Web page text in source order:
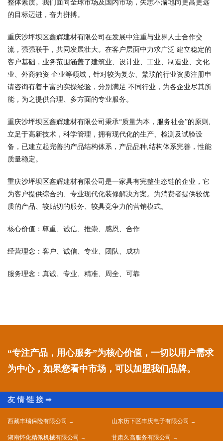
整体素质。我们面向全球市场及国内市场，矢志不渝地向更高更远
的目标迈进，奋力拼搏。
重庆沙坪坝区鑫辉建材有限公司在发展中注重与业界人士合作交
流，强强联手，共同发展壮大。在客户层面中力求广泛 建立稳定的
客户基础，业务范围涵盖了建筑业、设计业、工业、制造业、文化
业、外商独资 企业等领域，针对较为复杂、繁琐的行业资质注册申
请咨询有着丰富的实操经验，分别满足 不同行业，为各企业尽其所
能，为之提供合理、多方面的专业服务。
重庆沙坪坝区鑫辉建材有限公司秉承“质量为本，服务社会”的原则,
立足于高新技术，科学管理，拥有现代化的生产、检测及试验设
备，已建立起完善的产品结构体系，产品品种,结构体系完善，性能
质量稳定。
重庆沙坪坝区鑫辉建材有限公司是一家具有完整生态链的企业，它
为客户提供综合的、专业现代化装修解决方案。为消费者提供较优
质的产品、较贴切的服务、较具竞争力的营销模式。
核心价值：尊重、诚信、推崇、感恩、合作
经营理念：客户、诚信、专业、团队、成功
服务理念：真诚、专业、精准、周全、可靠
“专注产品，用心服务”为核心价值，一切以用户需求
为中心，如果您看中市场，可以加盟我们品牌。
西藏丰瑞保险有限公司 山东历下区丰庆电子有限公司
湖南怀化精佩机械有限公司 甘肃久高服务有限公司